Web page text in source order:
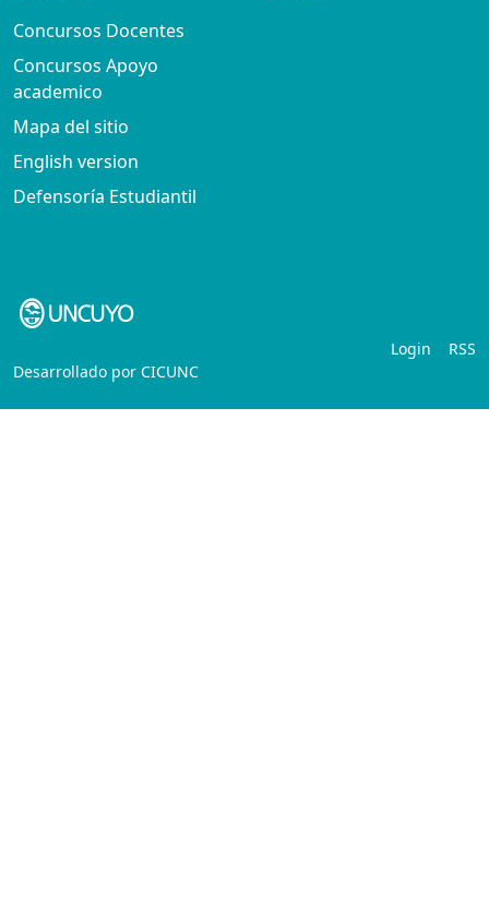
Concursos Docentes
Concursos Apoyo
academico
Mapa del sitio
English version
Defensoría Estudiantil
Login
RSS
Desarrollado por CICUNC